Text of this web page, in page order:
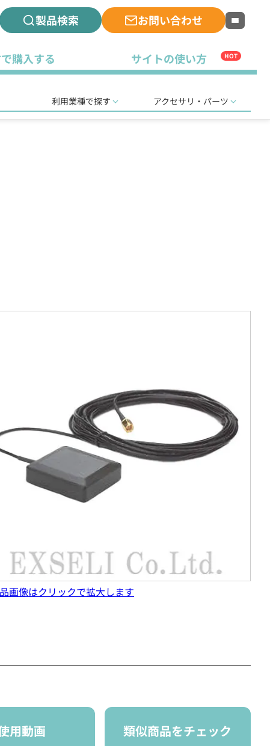
製品検索 お問い合わせ
購入する サイトの使い方 HOT
利用業種で探す アクセサリ・パーツ
画像はクリックで拡大します
用動画 類似商品をチェック